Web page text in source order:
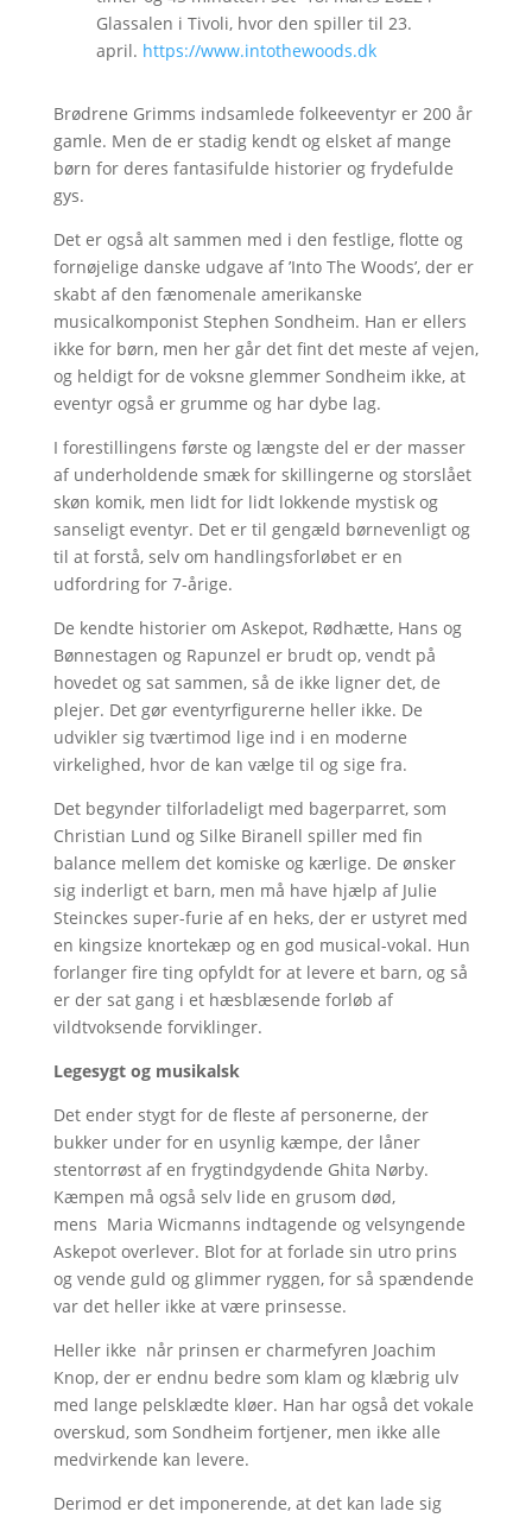
Glassalen i Tivoli, hvor den spiller til 23.
april. https://www.intothewoods.dk
Brødrene Grimms indsamlede folkeeventyr er 200 år
gamle. Men de er stadig kendt og elsket af mange
børn for deres fantasifulde historier og frydefulde
gys.
Det er også alt sammen med i den festlige, flotte og
fornøjelige danske udgave af ’Into The Woods’, der er
skabt af den fænomenale amerikanske
musicalkomponist Stephen Sondheim. Han er ellers
ikke for børn, men her går det fint det meste af vejen,
og heldigt for de voksne glemmer Sondheim ikke, at
eventyr også er grumme og har dybe lag.
I forestillingens første og længste del er der masser
af underholdende smæk for skillingerne og storslået
skøn komik, men lidt for lidt lokkende mystisk og
sanseligt eventyr. Det er til gengæld børnevenligt og
til at forstå, selv om handlingsforløbet er en
udfordring for 7-årige.
De kendte historier om Askepot, Rødhætte, Hans og
Bønnestagen og Rapunzel er brudt op, vendt på
hovedet og sat sammen, så de ikke ligner det, de
plejer. Det gør eventyrfigurerne heller ikke. De
udvikler sig tværtimod lige ind i en moderne
virkelighed, hvor de kan vælge til og sige fra.
Det begynder tilforladeligt med bagerparret, som
Christian Lund og Silke Biranell spiller med fin
balance mellem det komiske og kærlige. De ønsker
sig inderligt et barn, men må have hjælp af Julie
Steinckes super-furie af en heks, der er ustyret med
en kingsize knortekæp og en god musical-vokal. Hun
forlanger fire ting opfyldt for at levere et barn, og så
er der sat gang i et hæsblæsende forløb af
vildtvoksende forviklinger.
Legesygt og musikalsk
Det ender stygt for de fleste af personerne, der
bukker under for en usynlig kæmpe, der låner
stentorrøst af en frygtindgydende Ghita Nørby.
Kæmpen må også selv lide en grusom død,
mens Maria Wicmanns indtagende og velsyngende
Askepot overlever. Blot for at forlade sin utro prins
og vende guld og glimmer ryggen, for så spændende
var det heller ikke at være prinsesse.
Heller ikke når prinsen er charmefyren Joachim
Knop, der er endnu bedre som klam og klæbrig ulv
med lange pelsklædte kløer. Han har også det vokale
overskud, som Sondheim fortjener, men ikke alle
medvirkende kan levere.
Derimod er det imponerende, at det kan lade sig